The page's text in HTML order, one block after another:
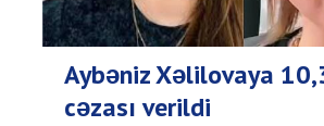
Aybəniz Xəlilovaya
cəzası verildi